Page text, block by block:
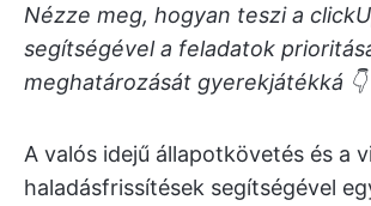
Nézze meg, hogyan teszi a
segítségével a feladatok
meghatározását gyerekjátékká 👇
A valós idejű állapotkövetés és a
haladásfrissítések segítségével